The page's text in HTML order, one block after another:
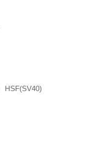
HSF(SV40)